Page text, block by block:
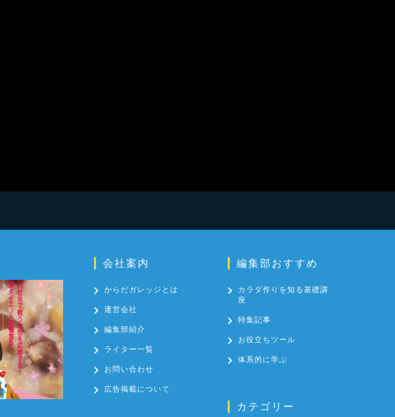
会社案内
からだガレッジとは
運営会社
編集部紹介
ライター一覧
お問い合わせ
広告掲載について
編集部おすすめ
カラダ作りを知る基礎講
座
特集記事
お役立ちツール
体系的に学ぶ
カテゴリー